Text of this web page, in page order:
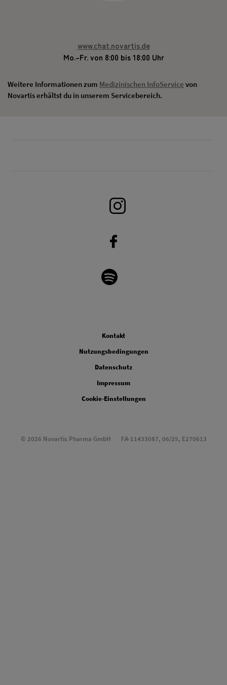
www.chat.novartis.de
Mo.–Fr. von 8:00 bis 18:00 Uhr
Weitere Informationen zum Medizinischen InfoService von
Novartis erhältst du in unserem Servicebereich.
Kontakt
Nutzungsbedingungen
Datenschutz
Impressum
Cookie-Einstellungen
© 2026 Novartis Pharma GmbH FA-11433087, 06/25, E270613